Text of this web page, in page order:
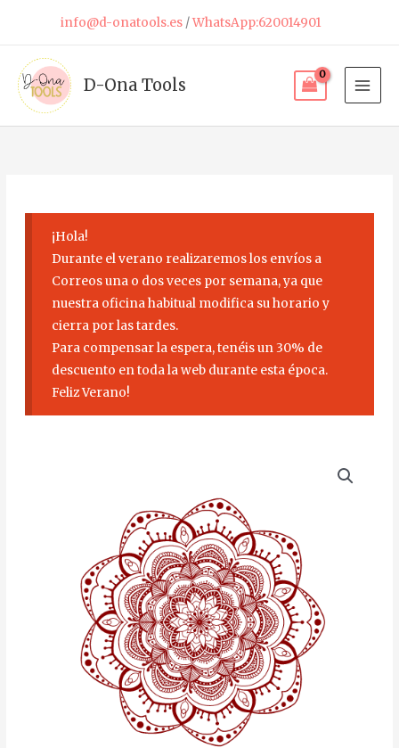
contenido
info@d-onatools.es/WhatsApp:620014901
D-Ona Tools
¡Hola!
Durante el verano realizaremos los envíos a
Correos una o dos veces por semana, ya que
nuestra oficina habitual modifica su horario y
cierra por las tardes.
Para compensar la espera, tenéis un 30% de
descuento en toda la web durante esta época.
Feliz Verano!